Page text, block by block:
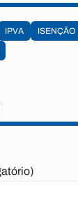
IPVA ISENÇÃO